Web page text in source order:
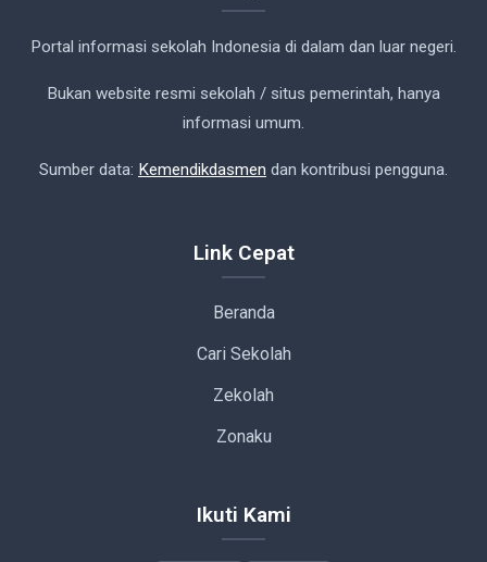
Portal informasi sekolah Indonesia di dalam dan luar negeri.
Bukan website resmi sekolah / situs pemerintah, hanya
informasi umum.
Sumber data: Kemendikdasmen dan kontribusi pengguna.
Link Cepat
Beranda
Cari Sekolah
Zekolah
Zonaku
Ikuti Kami